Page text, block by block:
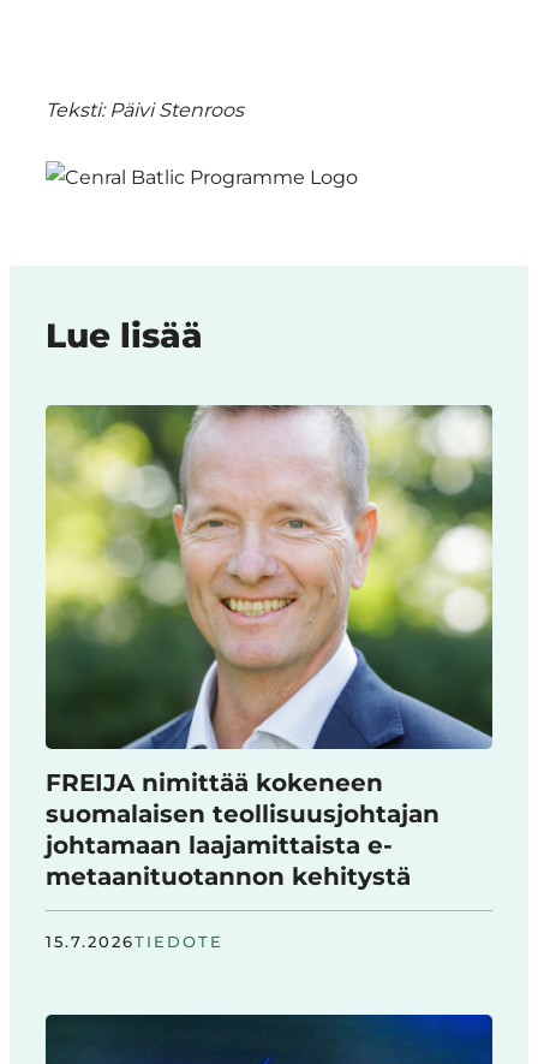
Teksti: Päivi Stenroos
Lue lisää
FREIJA nimittää kokeneen
suomalaisen teollisuusjohtajan
johtamaan laajamittaista e-
metaanituotannon kehitystä
15.7.2026TIEDOTE